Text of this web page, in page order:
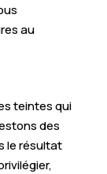
au
teintes qui
des
le résultat